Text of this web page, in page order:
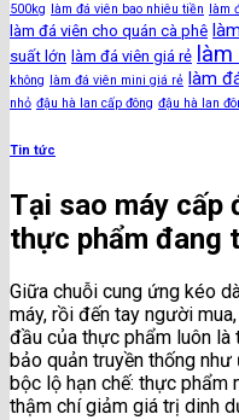
500kg
làm đá viên bao nhiêu tiền làm
làm đá viên cho quán cà phê
suất lớn làm đá viên giá rẻ
không
làm đá viên mini giá rẻ làm
nhỏ đậu hà lan cấp đông đậu hà lan
Tin tức
Tại sao máy cấp
thực phẩm đang
Giữa chuỗi cung ứng kéo
máy, rồi đến tay người
đầu của thực phẩm luôn là
bảo quản truyền thống
bộc lộ hạn chế: thực
thậm chí giảm giá trị dinh